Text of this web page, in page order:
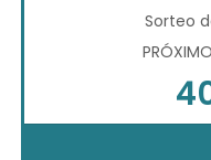
Sorteo